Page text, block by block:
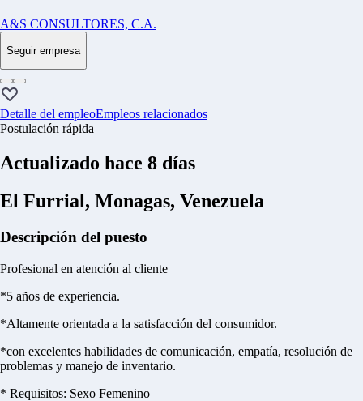
A&S CONSULTORES, C.A.
Seguir empresa
Detalle del empleoEmpleos relacionados
Postulación rápida
Actualizado hace 8 días
El Furrial, Monagas, Venezuela
Descripción del puesto
Profesional en atención al cliente
*5 años de experiencia.
*Altamente orientada a la satisfacción del consumidor.
*con excelentes habilidades de comunicación, empatía, resolución de
problemas y manejo de inventario.
* Requisitos: Sexo Femenino